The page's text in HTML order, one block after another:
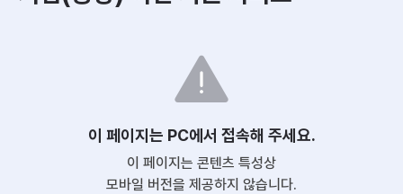
이 페이지는 PC에서 접속해 주세요.
이 페이지는 콘텐츠 특성상
모바일 버전을 제공하지 않습니다.